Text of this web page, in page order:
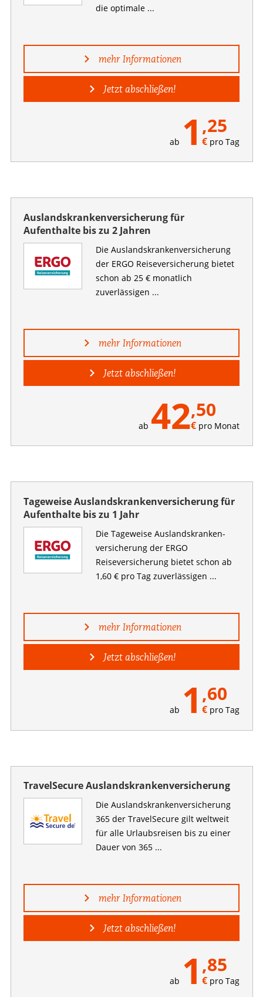
die optimale ...
ab 1 ,25
€pro Tag
mehr Informationen
Jetzt abschließen!
Auslandskrankenversicherung für
Aufenthalte bis zu 2 Jahren
Die Auslandskranken­versicherung
der ERGO Reiseversicherung bietet
schon ab 25 € monatlich
zuverlässigen ...
ab 42,50
€pro Monat
mehr Informationen
Jetzt abschließen!
Tageweise Auslandskrankenversicherung für
Aufenthalte bis zu 1 Jahr
Die Tageweise Auslandskranken­
versicherung der ERGO
Reiseversicherung bietet schon ab
1,60 € pro Tag zuverlässigen ...
ab 1 ,60
€pro Tag
mehr Informationen
Jetzt abschließen!
TravelSecure Auslandskrankenversicherung
Die Auslandskranken­versicherung
365 der TravelSecure gilt weltweit
für alle Urlaubsreisen bis zu einer
Dauer von 365 ...
ab 1 ,85
€pro Tag
mehr Informationen
Jetzt abschließen!